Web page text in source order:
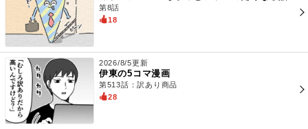
第8話
18
2026/8/5更新
伊東の5コマ漫画
第513話：訳あり商品
28